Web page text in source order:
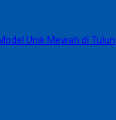
Unik Mewah di